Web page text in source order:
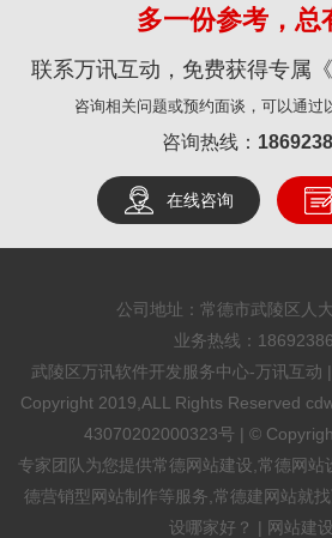
多一份参考，总
联系万讯互动，免费获得专属
咨询相关问题或预约面谈，可以通过
咨询热线：
在线咨询
公司地址：常德市武陵区人
业务热线：
武陵区万讯软件开发服务中心-万讯互动 |
Copyright 2019,ALL Rights Reserved
43070202000323号 | ©
专家团队为您提供常德网站建设 常德网站
德营销型网站制作等服务,常德建网站就
设哪家好？ | 网站建